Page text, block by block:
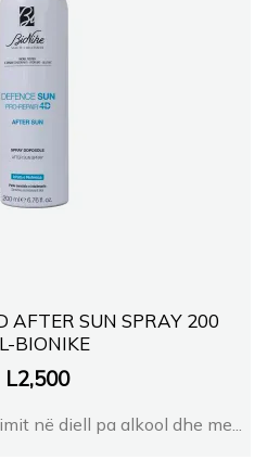
AFTER SUN SPRAY 200
BIONIKE
L2,500
në diell pa alkool dhe me...